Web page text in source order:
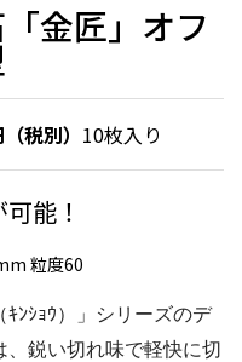
金匠」オフ
税別） 10枚入り
能！
粒度60
ﾝｼｮｳ）」シリーズのデ
、鋭い切れ味で軽快に切